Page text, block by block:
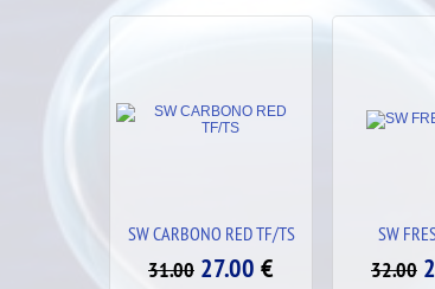
SW FRESH TF/TS
32.00 27.00 €
SW